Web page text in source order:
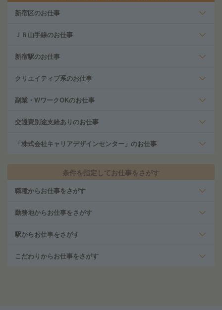
新宿区のお仕事
ＪＲ山手線のお仕事
新宿駅のお仕事
クリエイティブ系のお仕事
副業・WワークOKのお仕事
交通費別途支給ありのお仕事
「株式会社キャリアデザインセンター」のお仕事
条件を指定してお仕事をさがす
職種からお仕事をさがす
勤務地からお仕事をさがす
駅からお仕事をさがす
こだわりからお仕事をさがす